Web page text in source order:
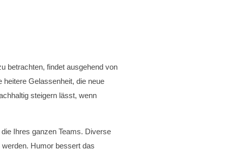
betrachten, findet ausgehend von
Gelassenheit, die neue
steigern lässt, wenn
Ihres ganzen Teams. Diverse
Humor bessert das